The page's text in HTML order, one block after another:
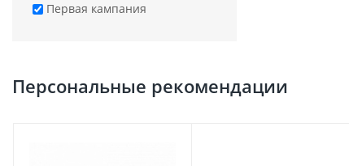
Первая кампания
Персональные рекомендации